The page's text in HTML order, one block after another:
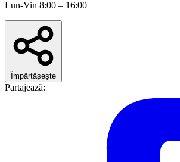
Lun-Vin 8:00 – 16:00
Împărtășește
Partajează: